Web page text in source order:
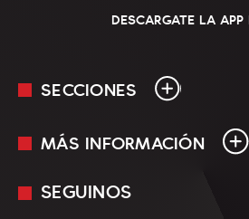
DESCARGATE LA
SECCIONES
En Vivo
MÁS INFORMACIÓN
Mediakit
SEGUINOS